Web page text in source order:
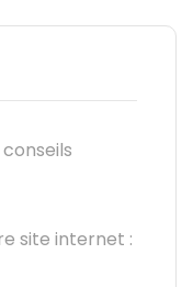
site internet :